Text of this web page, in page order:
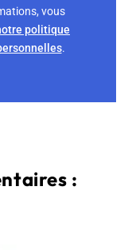
vous
politique
.
: